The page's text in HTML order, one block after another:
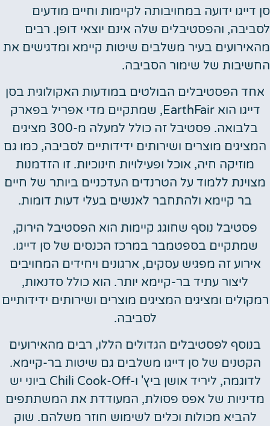
סן דייגו ידועה במחויבותה לקיימות וחיים מודעים
לסביבה, והפסטיבלים שלה אינם יוצאי דופן. רבים
מהאירועים בעיר משלבים שיטות קיימא ומדגישים את
החשיבות של שימור הסביבה.
אחד הפסטיבלים הבולטים במודעות האקולוגית בסן
דייגו הוא EarthFair, שמתקיים מדי אפריל בפארק
בלבואה. פסטיבל זה כולל למעלה מ-300 מציגים
המציגים מוצרים ושירותים ידידותיים לסביבה, כמו גם
מוזיקה חיה, אוכל ופעילויות חינוכיות. זו הזדמנות
מצוינת ללמוד על הטרנדים העדכניים ביותר של חיים
בר קיימא ולהתחבר לאנשים בעלי דעות דומות.
פסטיבל נוסף שחוגג קיימות הוא הפסטיבל הירוק,
שמתקיים בספטמבר במרכז הכנסים של סן דייגו.
אירוע זה מפגיש עסקים, ארגונים ויחידים המחויבים
ליצור עתיד בר-קיימא יותר. הוא כולל סדנאות,
רמקולים ומציגים המציגים מוצרים ושירותים ידידותיים
לסביבה.
בנוסף לפסטיבלים הגדולים הללו, רבים מהאירועים
הקטנים של סן דייגו משלבים גם שיטות בר-קיימא.
לדוגמה, ליריד אושן ביץ' ו-Chili Cook-Off ביוני יש
מדיניות של אפס פסולת, המעודדת את המשתתפים
להביא מכולות וכלים לשימוש חוזר משלהם. שוק